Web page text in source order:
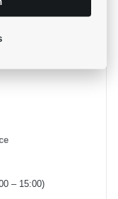
1000
– 15:00)